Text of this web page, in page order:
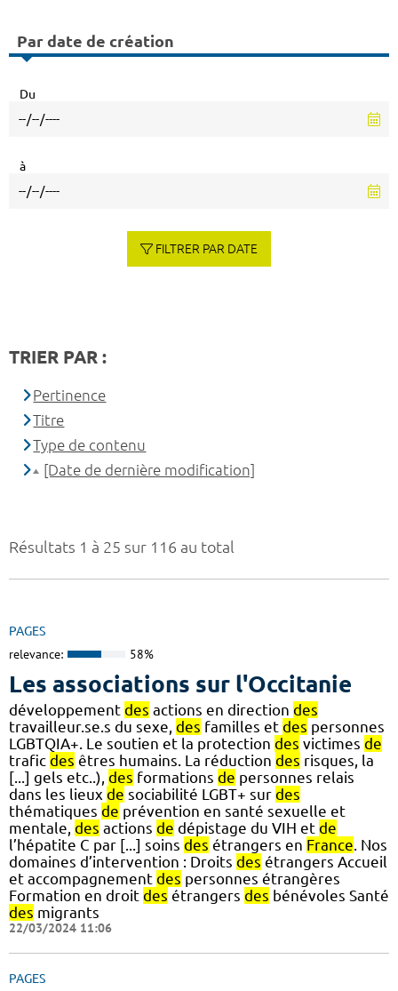
Résultats 1 à 25 sur 116 au total
PAGES
relevance: 58%
Les associations sur l'Occitanie
développement des actions en direction des
travailleur.se.s du sexe, des familles et des personnes
LGBTQIA+. Le soutien et la protection des victimes de
trafic des êtres humains. La réduction des risques, la
[...] gels etc..), des formations de personnes relais
dans les lieux de sociabilité LGBT+ sur des
thématiques de prévention en santé sexuelle et
mentale, des actions de dépistage du VIH et de
l’hépatite C par [...] soins des étrangers en France . Nos
domaines d’intervention : Droits des étrangers Accueil
et accompagnement des personnes étrangères
Formation en droit des étrangers des bénévoles Santé
des migrants
22/03/2024 11:06
PAGES
Par date de création
Du
à
FILTRER PAR DATE
TRIER PAR :
Pertinence
Titre
Type de contenu
[Date de dernière modification]